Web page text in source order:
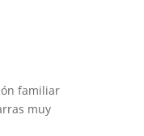
familiar
muy